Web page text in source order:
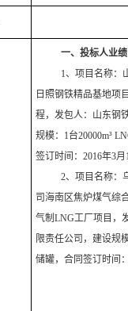
一、投标人业绩
1、 项目名称：
日照钢铁精品基地项
程，发包人： 山东钢
规模： 1台20000m³
签订时间：2016年3月
2、项目名称：
司海南区焦炉煤气综
气制LNG工厂项目 ，
限责任公司 ， 建设规
储罐，合同签订时间